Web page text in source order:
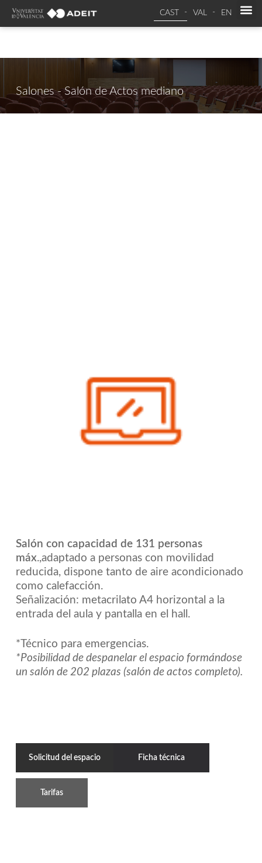
CAST VAL EN
Salones - Salón de Actos mediano
Salón con capacidad de 131 personas
máx.,adaptado a personas con movilidad
reducida, dispone tanto de aire acondicionado
como calefacción.
Señalización: metacrilato A4 horizontal a la
entrada del aula y pantalla en el hall.
*Técnico para emergencias.
*Posibilidad de despanelar el espacio formándose
un salón de 202 plazas (salón de actos completo).
Solicitud del espacio Ficha técnica
Tarifas